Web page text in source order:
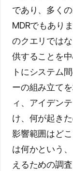
であり、多く
MDRでもあり
のクエリでは
供することを
トにシステム
ーの組み立て
ィ、アイデン
け、何が起き
影響範囲はど
は何かという
えるための調